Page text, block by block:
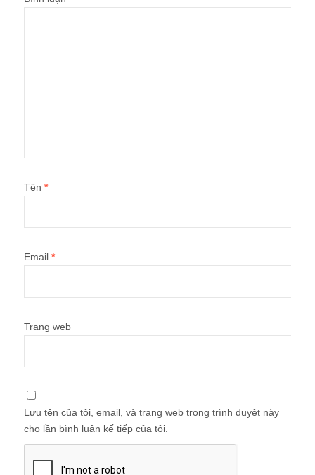
Tên *
Email *
Trang web
Lưu tên của tôi, email, và trang web trong trình duyệt này
cho lần bình luận kế tiếp của tôi.